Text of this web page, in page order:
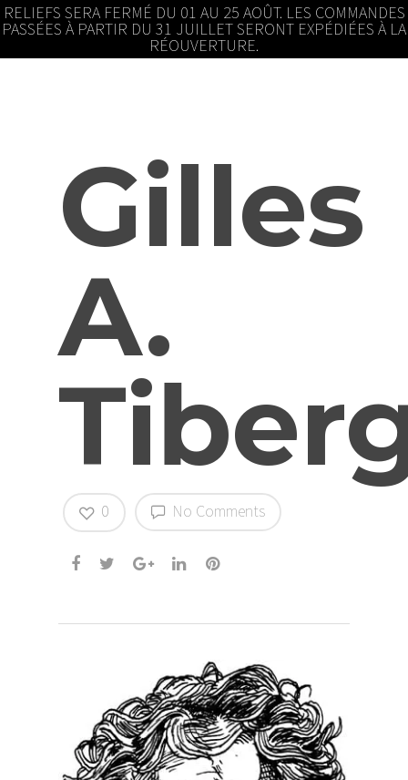
RELIEFS SERA FERMÉ DU 01 AU 25 AOÛT. LES COMMANDES
PASSÉES À PARTIR DU 31 JUILLET SERONT EXPÉDIÉES À LA
RÉOUVERTURE.
Gilles
A.
No Comments
0